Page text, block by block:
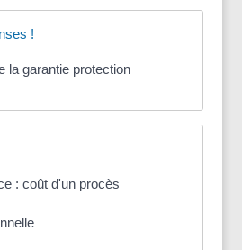
!
la garantie protection
: coût d'un procès